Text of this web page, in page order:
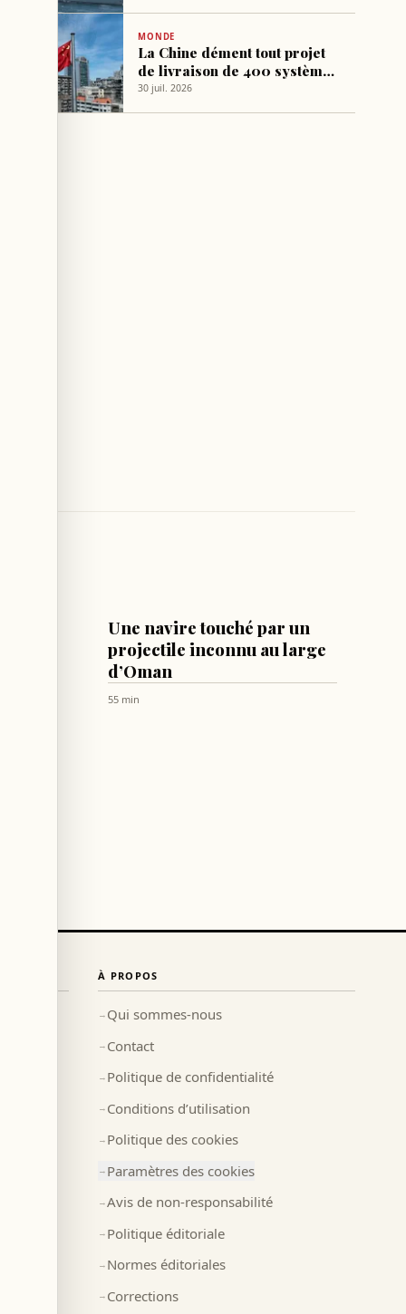
MONDE
La Chine dément tout projet
de livraison de 400 systèmes
de défense à l'Iran
30 juil. 2026
Une navire touché par un
projectile inconnu au large
d’Oman
55 min
À PROPOS
→ Qui sommes-nous
→ Contact
→ Politique de confidentialité
→ Conditions d’utilisation
→ Politique des cookies
→ Paramètres des cookies
→Avis de non-responsabilité
→ Politique éditoriale
→ Normes éditoriales
→ Corrections